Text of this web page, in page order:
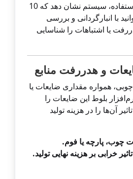
و پس از فروش یا استفاده، سیستم نشان دهد که 10
با انبارگردانی و بررسی
یا اشتباهات را شناسایی
همواره مقداری ضایعات یا
بلوط این ضایعات را
آن‌ها را در هزینه تولید
چوب، پارچه یا فوم.
خرابی بر هزینه نهایی تولید.